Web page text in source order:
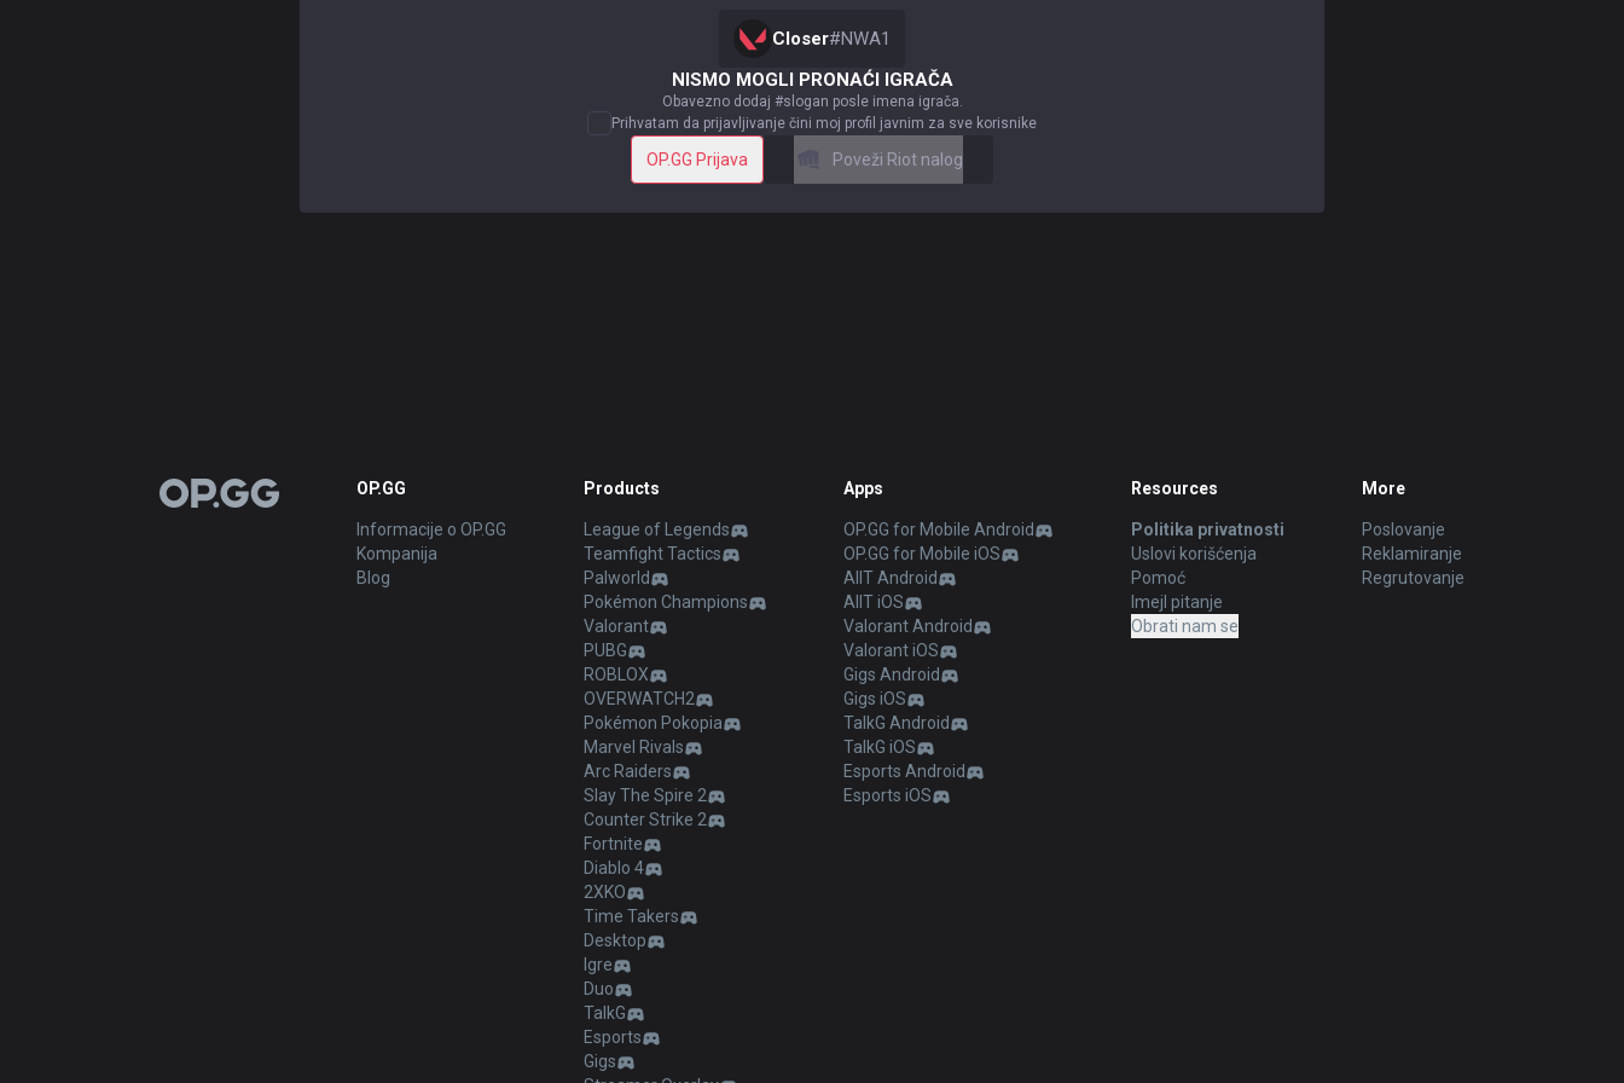
Closer#NWA1
NISMO MOGLI PRONAĆI IGRAČA
Obavezno dodaj #slogan posle imena igrača.
Prihvatam da prijavljivanje čini moj profil javnim za sve korisnike
OP.GG Prijava Poveži Riot nalog
OP.GG OP.GG
Informacije o OP.GG
Kompanija
Blog
Products
League of Legends
Teamfight Tactics
Palworld
Pokémon Champions
Valorant
PUBG
ROBLOX
OVERWATCH2
Pokémon Pokopia
Marvel Rivals
Arc Raiders
Slay The Spire 2
Counter Strike 2
Fortnite
Diablo 4
2XKO
Time Takers
Desktop
Igre
Duo
TalkG
Esports
Gigs
Apps
OP.GG for Mobile Android
OP.GG for Mobile iOS
AllT Android
AllT iOS
Valorant Android
Valorant iOS
Gigs Android
Gigs iOS
TalkG Android
TalkG iOS
Esports Android
Esports iOS
Resources
Politika privatnosti
Uslovi korišćenja
Pomoć
Imejl pitanje
Obrati nam se
More
Poslovanje
Reklamiranje
Regrutovanje